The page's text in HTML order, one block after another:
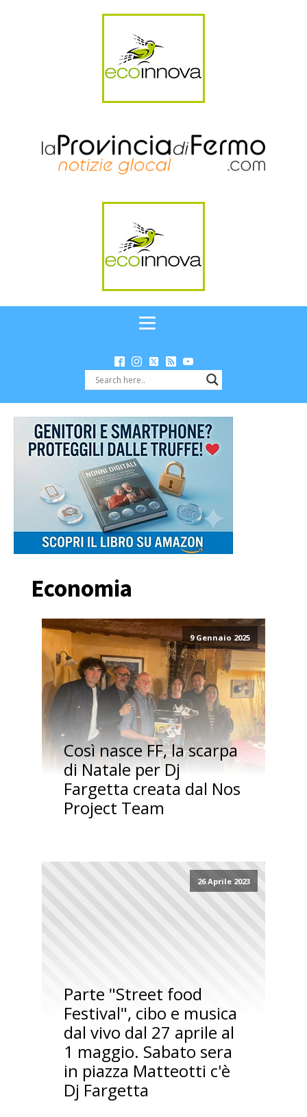
Economia
9 Gennaio 2025
Così nasce FF, la scarpa
di Natale per Dj
Fargetta creata dal Nos
Project Team
26 Aprile 2023
Parte "Street food
Festival", cibo e musica
dal vivo dal 27 aprile al
1 maggio. Sabato sera
in piazza Matteotti c'è
Dj Fargetta